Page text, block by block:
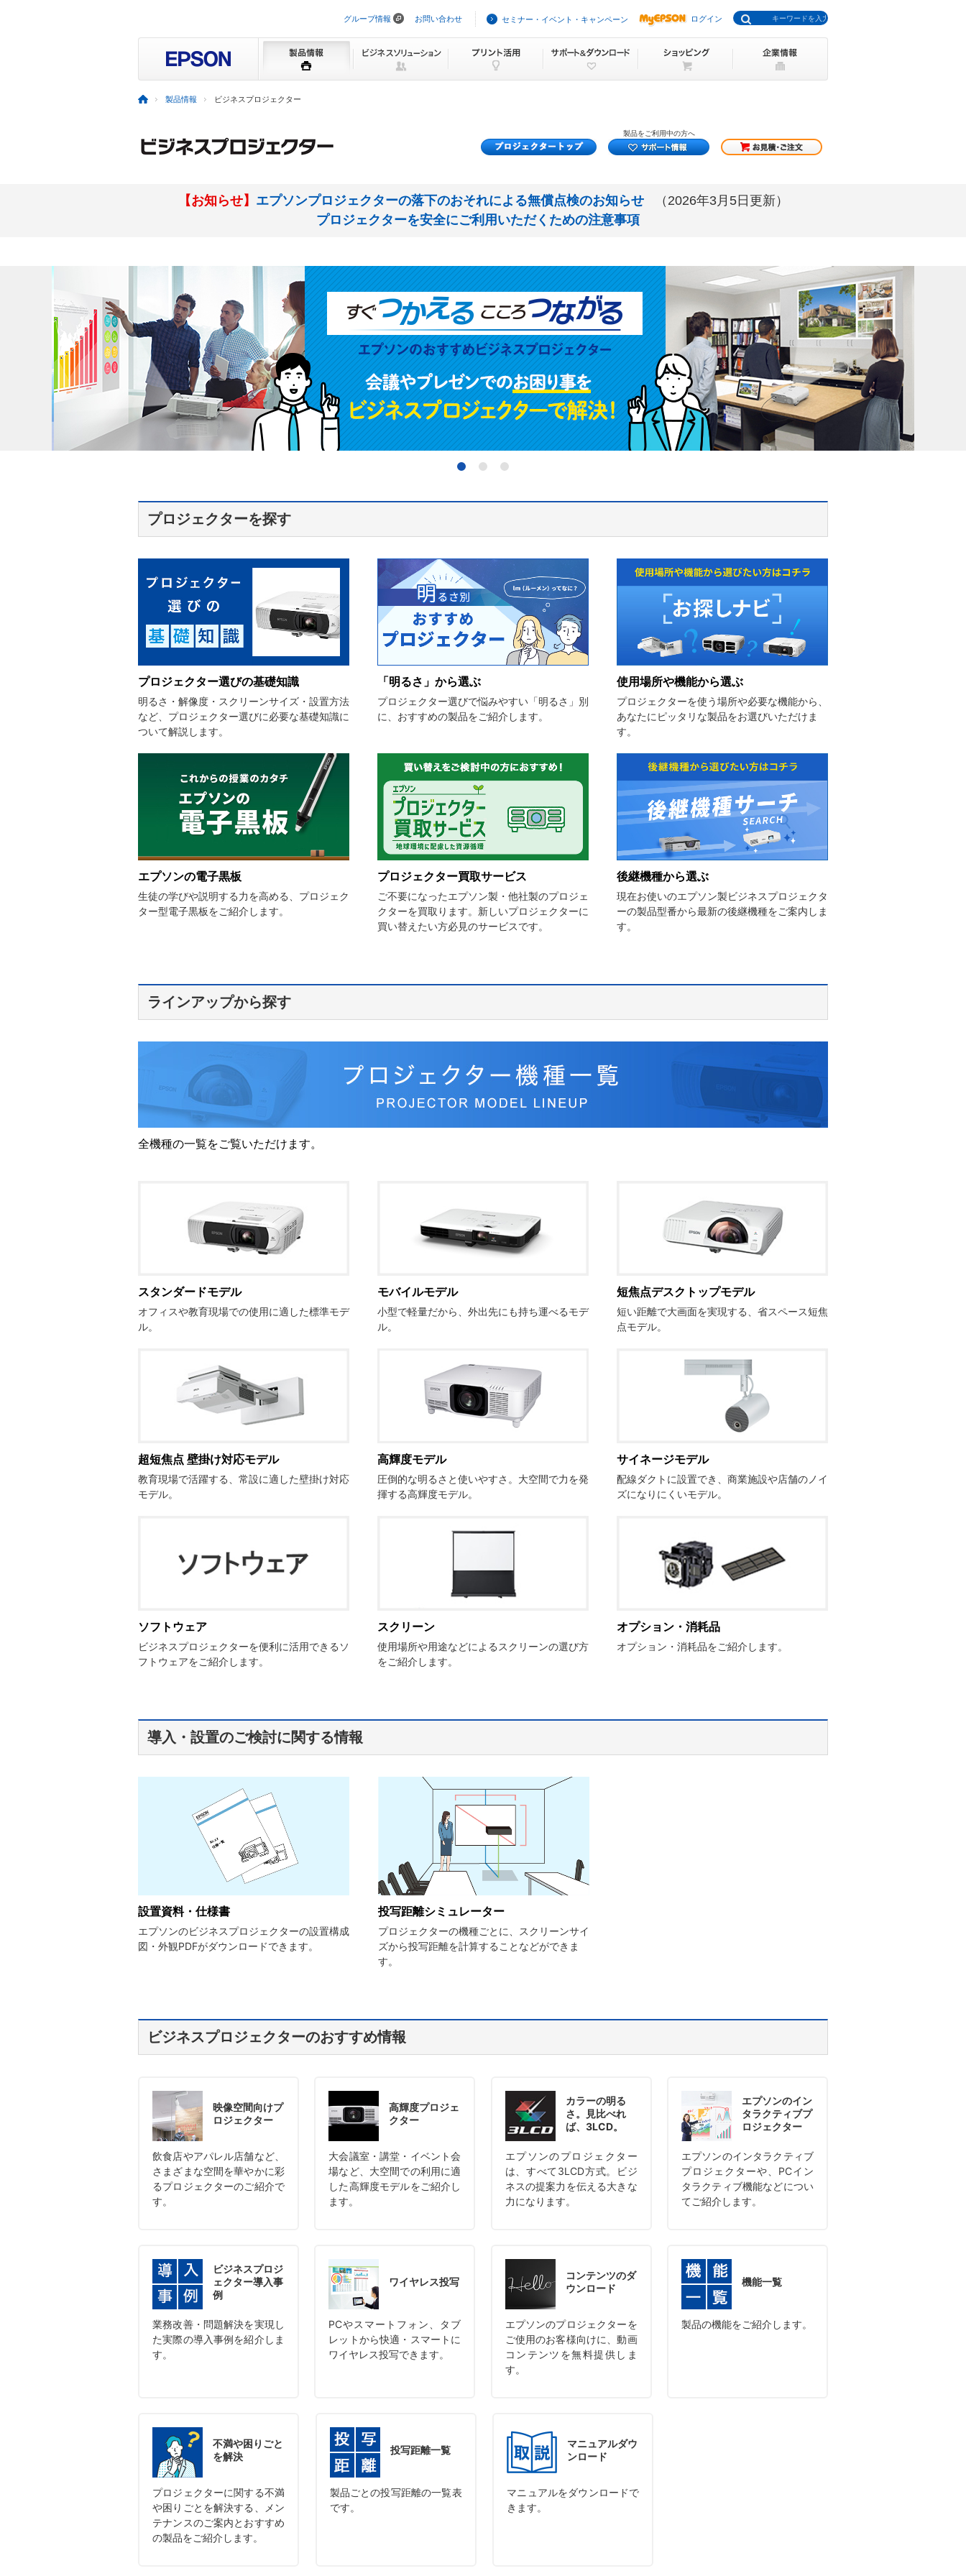
ビ
ョ
グループ情報 お問い合わせ セミナー・イベント・キャンペーン ログイン
製品情報 ビジネスプロジェクター
製品をご利用中の方へ
【お知らせ】 エプソンプロジェクターの落下のおそれによる無償点検のお知らせ
（2026年3月5日更新）
プロジェクターを安全にご利用いただくための注意事項
プロジェクターを探す
プロジェクター選びの基礎知識
明るさ・解像度・スクリーンサイズ・設置方法
など、プロジェクター選びに必要な基礎知識に
ついて解説します。
「明るさ」から選ぶ
プロジェクター選びで悩みやすい「明るさ」別
に、おすすめの製品をご紹介します。
使用場所や機能から選ぶ
プロジェクターを使う場所や必要な機能から、
あなたにピッタリな製品をお選びいただけま
す。
エプソンの電子黒板
生徒の学びや説明する力を高める、プロジェク
ター型電子黒板をご紹介します。
プロジェクター買取サービス
ご不要になったエプソン製・他社製のプロジェ
クターを買取ります。新しいプロジェクターに
買い替えたい方必見のサービスです。
後継機種から選ぶ
現在お使いのエプソン製ビジネスプロジェクタ
ーの製品型番から最新の後継機種をご案内しま
す。
ラインアップから探す
全機種の一覧をご覧いただけます。
スタンダードモデル
オフィスや教育現場での使用に適した標準モデ
ル。
モバイルモデル
小型で軽量だから、外出先にも持ち運べるモデ
ル。
短焦点デスクトップモデル
短い距離で大画面を実現する、省スペース短焦
点モデル。
超短焦点 壁掛け対応モデル
教育現場で活躍する、常設に適した壁掛け対応
モデル。
高輝度モデル
圧倒的な明るさと使いやすさ。大空間で力を発
揮する高輝度モデル。
サイネージモデル
配線ダクトに設置でき、商業施設や店舗のノイ
ズになりにくいモデル。
ソフトウェア
ビジネスプロジェクターを便利に活用できるソ
フトウェアをご紹介します。
スクリーン
使用場所や用途などによるスクリーンの選び方
をご紹介します。
オプション・消耗品
オプション・消耗品をご紹介します。
導入・設置のご検討に関する情報
設置資料・仕様書
エプソンのビジネスプロジェクターの設置構成
図・外観PDFがダウンロードできます。
投写距離シミュレーター
プロジェクターの機種ごとに、スクリーンサイ
ズから投写距離を計算することなどができま
す。
ビジネスプロジェクターのおすすめ情報
映像空間向けプ
ロジェクター
飲食店やアパレル店舗など、
さまざまな空間を華やかに彩
るプロジェクターのご紹介で
す。
高輝度プロジェ
クター
大会議室・講堂・イベント会
場など、大空間での利用に適
した高輝度モデルをご紹介し
ます。
カラーの明る
さ。
見比べれ
ば、3LCD。
エプソンのプロジェクター
は、すべて3LCD方式。ビジ
ネスの提案力を伝える大きな
力になります。
エプソンのイン
タラクティブプ
ロジェクター
エプソンのインタラクティブ
プロジェクターや、PCイン
タラクティブ機能などについ
てご紹介します。
ビジネスプロジ
ェクター導入事
例
業務改善・問題解決を実現し
た実際の導入事例を紹介しま
す。
ワイヤレス投写
PCやスマートフォン、タブ
レットから快適・スマートに
ワイヤレス投写できます。
コンテンツのダ
ウンロード
エプソンのプロジェクターを
ご使用のお客様向けに、動画
コンテンツを無料提供しま
す。
機能一覧
製品の機能をご紹介します。
不満や困りごと
を解決
プロジェクターに関する不満
や困りごとを解決する、メン
テナンスのご案内とおすすめ
の製品をご紹介します。
投写距離一覧
製品ごとの投写距離の一覧表
です。
マニュアルダウ
ンロード
マニュアルをダウンロードで
きます。